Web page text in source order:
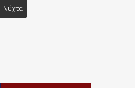
Νύχτα